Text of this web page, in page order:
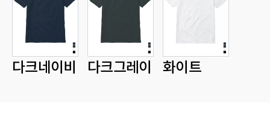
다크네이비 다크그레이 화이트